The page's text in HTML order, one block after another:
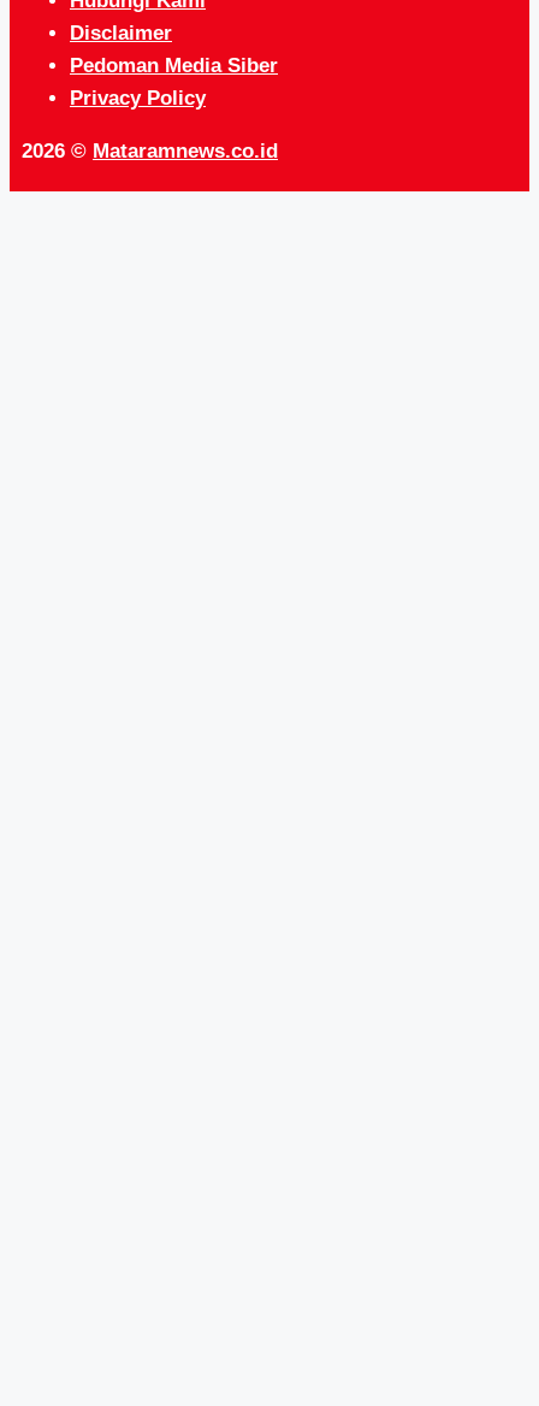
Disclaimer
Pedoman Media Siber
Privacy Policy
2026 © Mataramnews.co.id